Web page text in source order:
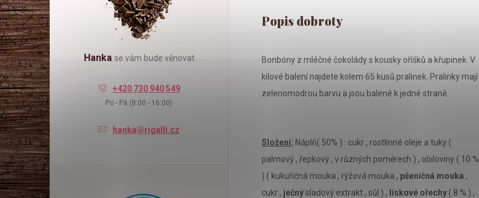
Hanka se vám bude věnovat
+420 730 940 549
Po - Pá (8:00 - 16:00)
hanka@rigalli.cz
Bonbóny z mléčné čokolády s kousky oříšků a křupinek. V
kilové balení najdete kolem 65 kusů pralinek. Pralinky mají
zelenomodrou barvu a jsou balené k jedné straně.
Složení: Náplň( 50% ) : cukr , rostlinné oleje a tuky (
palmový , řepkový , v různých poměrech ) , obiloviny ( 10 %
) ( kukuřičná mouka , rýžová mouka , pšeničná mouka ,
cukr , ječnýsladový extrakt , sůl ) , lískové ořechy ( 8 % ) ,